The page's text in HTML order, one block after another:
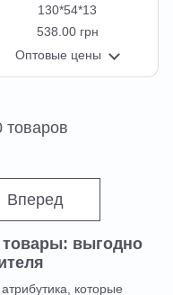
130*54*13
538.00 грн
Оптовые цены
товаров
Вперед
выгодно
которые